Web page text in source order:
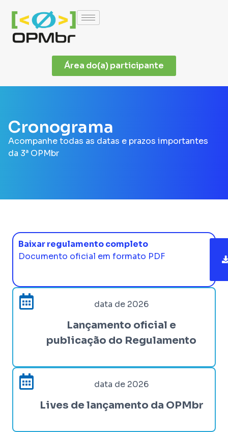
Área do(a) participante
Cronograma
Acompanhe todas as datas e prazos importantes
da 3ª OPMbr
Baixar regulamento completo
Documento oficial em formato PDF
data de 2026
Lançamento oficial e
publicação do Regulamento
data de 2026
Lives de lançamento da OPMbr